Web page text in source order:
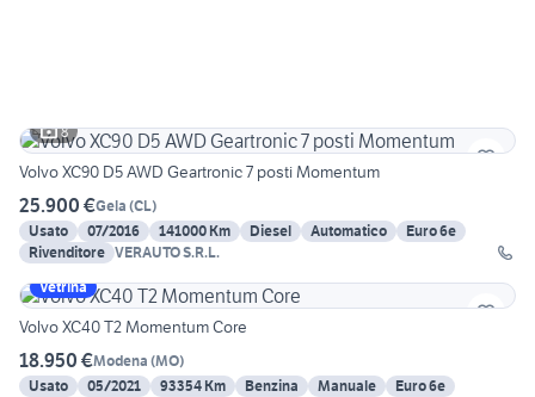
8
Volvo XC90 D5 AWD Geartronic 7 posti Momentum
25.900 €Gela (CL)
Usato
07/2016 141000 Km Diesel Automatico
Euro 6e
Rivenditore VERAUTO S.R.L.
Vetrina
Volvo XC40 T2 Momentum Core
18.950 €Modena (MO)
Usato
05/2021 93354 Km Benzina Manuale
Euro 6e